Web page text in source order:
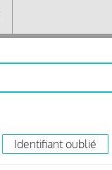
Identifiant oublié